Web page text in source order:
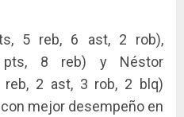
5 reb, 6 ast, 2 rob),
pts, 8 reb) y Néstor
reb, 2 ast, 3 rob, 2 blq)
mejor desempeño en